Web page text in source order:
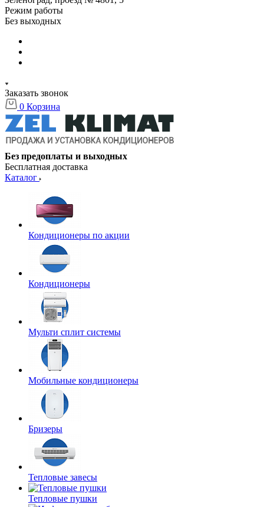
Режим работы
Без выходных
Заказать звонок
0 Корзина
Без предоплаты и выходных
Бесплатная доставка
Каталог
Кондиционеры по акции
Кондиционеры
Мульти сплит системы
Мобильные кондиционеры
Бризеры
Тепловые завесы
Тепловые пушки